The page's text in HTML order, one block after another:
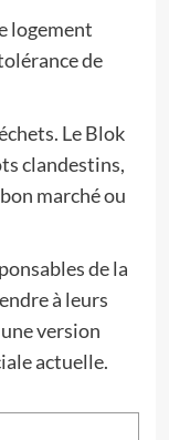
logement
de
Le Blok
clandestins,
marché ou
de la
à leurs
version
actuelle.